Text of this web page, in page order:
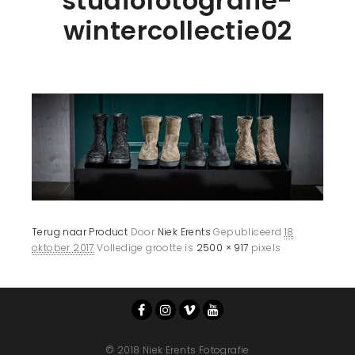
wintercollectie02
Terug naar Product Door Niek Erents Gepubliceerd 18
oktober 2017 Volledige grootte is 2500 × 917 pixels
© 2018 Niek Erents Fotografie